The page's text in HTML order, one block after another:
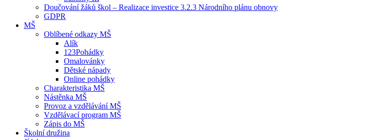
Doučování žáků škol – Realizace investice 3.2.3 Národního plánu obnovy
GDPR
MŠ
Oblíbené odkazy MŠ
Alík
123Pohádky
Omalovánky
Dětské nápady
Online pohádky
Charakteristika MŠ
Nástěnka MŠ
Provoz a vzdělávání MŠ
Vzdělávací program MŠ
Zápis do MŠ
Školní družina